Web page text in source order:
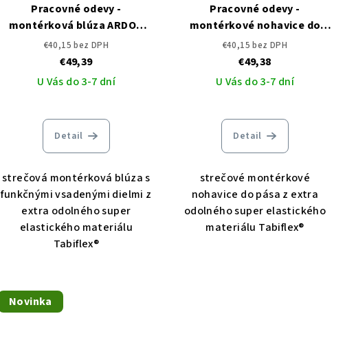
Pracovné odevy -
montérková blúza ARDON
4XSTRETCH
€40,15 bez DPH
€49,39
U Vás do 3-7 dní
Detail
strečová montérková blúza s
funkčnými vsadenými dielmi z
extra odolného super
elastického materiálu
Tabiflex®
Pracovné odevy -
montérkové nohavice do
pása ARDON 4XSTRETCH
€40,15 bez DPH
€49,38
U Vás do 3-7 dní
Detail
strečové montérkové
nohavice do pása z extra
odolného super elastického
materiálu Tabiflex®
Novinka